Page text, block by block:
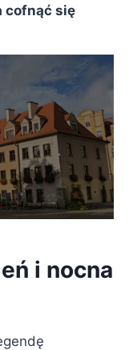
cofnąć się
i nocna